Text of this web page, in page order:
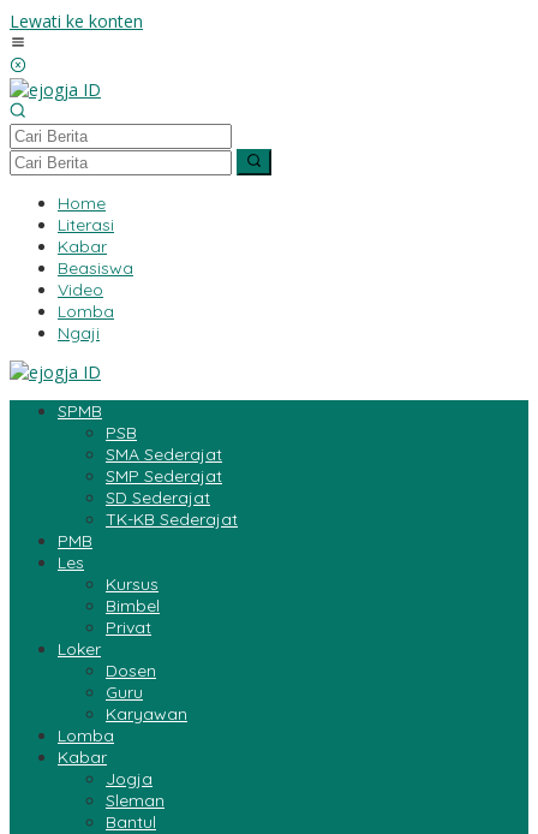
Lewati ke konten
Home
Literasi
Kabar
Beasiswa
Video
Lomba
Ngaji
SPMB
PSB
SMA Sederajat
SMP Sederajat
SD Sederajat
TK-KB Sederajat
PMB
Les
Kursus
Bimbel
Privat
Loker
Dosen
Guru
Karyawan
Lomba
Kabar
Jogja
Sleman
Bantul